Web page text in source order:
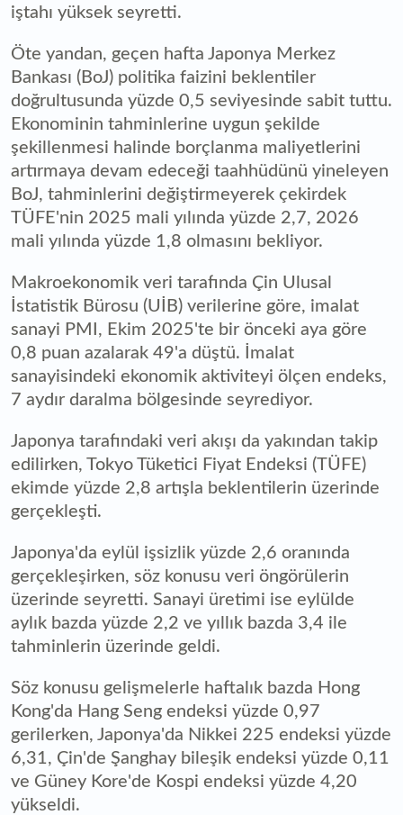
iştahı yüksek seyretti.
Öte yandan, geçen hafta Japonya Merkez
Bankası (BoJ) politika faizini beklentiler
doğrultusunda yüzde 0,5 seviyesinde sabit tuttu.
Ekonominin tahminlerine uygun şekilde
şekillenmesi halinde borçlanma maliyetlerini
artırmaya devam edeceği taahhüdünü yineleyen
BoJ, tahminlerini değiştirmeyerek çekirdek
TÜFE'nin 2025 mali yılında yüzde 2,7, 2026
mali yılında yüzde 1,8 olmasını bekliyor.
Makroekonomik veri tarafında Çin Ulusal
İstatistik Bürosu (UİB) verilerine göre, imalat
sanayi PMI, Ekim 2025'te bir önceki aya göre
0,8 puan azalarak 49'a düştü. İmalat
sanayisindeki ekonomik aktiviteyi ölçen endeks,
7 aydır daralma bölgesinde seyrediyor.
Japonya tarafındaki veri akışı da yakından takip
edilirken, Tokyo Tüketici Fiyat Endeksi (TÜFE)
ekimde yüzde 2,8 artışla beklentilerin üzerinde
gerçekleşti.
Japonya'da eylül işsizlik yüzde 2,6 oranında
gerçekleşirken, söz konusu veri öngörülerin
üzerinde seyretti. Sanayi üretimi ise eylülde
aylık bazda yüzde 2,2 ve yıllık bazda 3,4 ile
tahminlerin üzerinde geldi.
Söz konusu gelişmelerle haftalık bazda Hong
Kong'da Hang Seng endeksi yüzde 0,97
gerilerken, Japonya'da Nikkei 225 endeksi yüzde
6,31, Çin'de Şanghay bileşik endeksi yüzde 0,11
ve Güney Kore'de Kospi endeksi yüzde 4,20
yükseldi.